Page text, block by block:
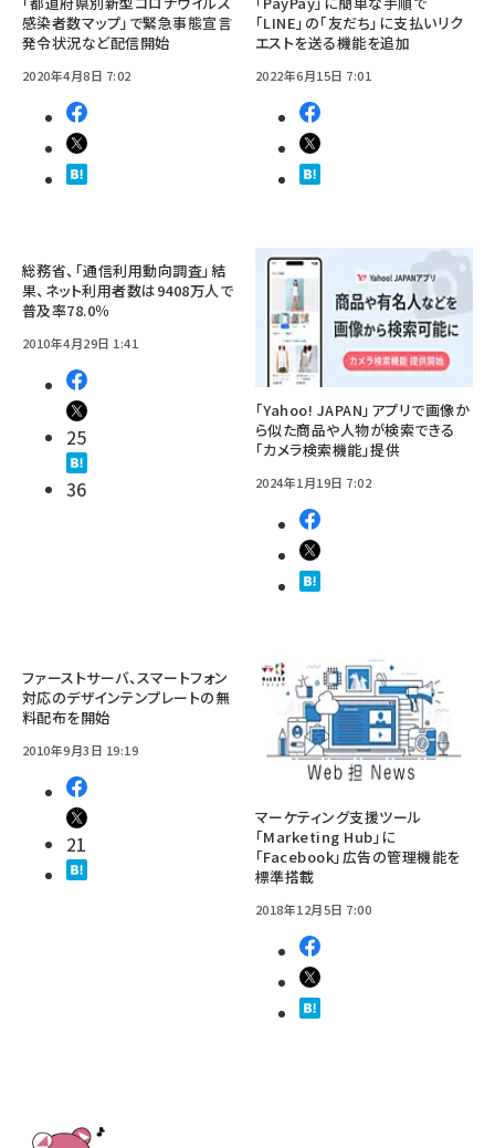
感染者数マップ」で緊急事態宣言
発令状況など配信開始
2020年4月8日 7:02
「LINE」の「友だち」に支払いリク
エストを送る機能を追加
2022年6月15日 7:01
総務省、「通信利用動向調査」結
果、ネット利用者数は9408万人で
普及率78.0％
2010年4月29日 1:41
25
36
「Yahoo! JAPAN」アプリで画像か
ら似た商品や人物が検索できる
「カメラ検索機能」提供
2024年1月19日 7:02
ファーストサーバ、スマートフォン
対応のデザインテンプレートの無
料配布を開始
2010年9月3日 19:19
21
マーケティング支援ツール
「Marketing Hub」に
「Facebook」広告の管理機能を
標準搭載
2018年12月5日 7:00